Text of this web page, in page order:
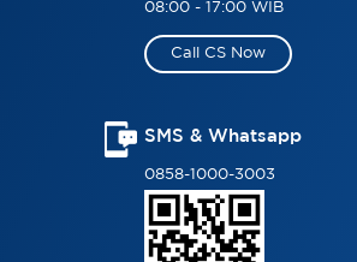
08:00 - 17:00 WIB
Call CS Now
SMS & Whatsapp
0858-1000-3003